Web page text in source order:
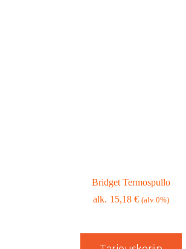
Bridget Termospullo
15,18€ (alv 0%)